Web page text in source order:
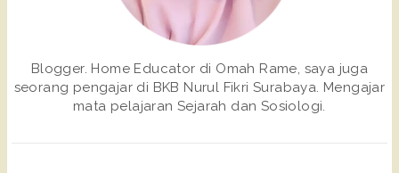
Blogger. Home Educator di Omah Rame, saya juga
seorang pengajar di BKB Nurul Fikri Surabaya. Mengajar
mata pelajaran Sejarah dan Sosiologi.